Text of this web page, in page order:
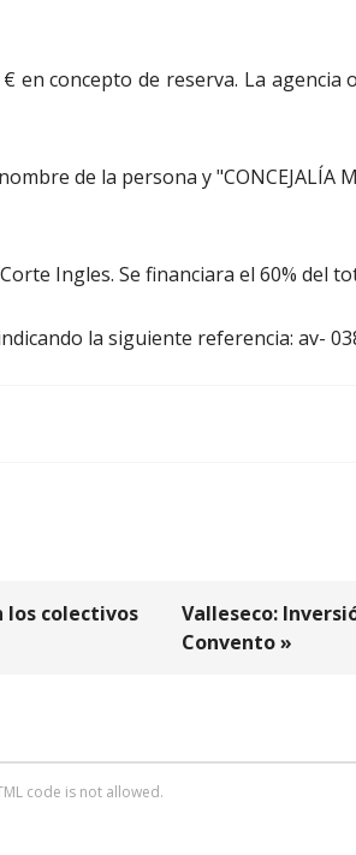
en concepto de reserva. La
de la persona y "CONCEJALÍA
Ingles. Se financiara el 60% del
la siguiente referencia: av-
los colectivos
Valleseco:
Convento »
code is not allowed.